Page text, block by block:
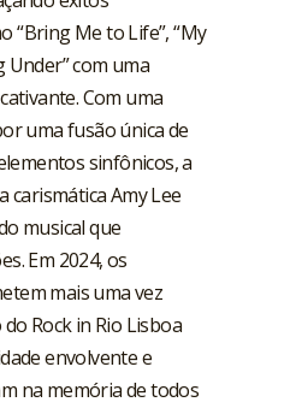
“Bring Me to Life”, “My
Under” com uma
Com uma
uma fusão única de
sinfônicos, a
carismática Amy Lee
musical que
Em 2024, os
mais uma vez
Rock in Rio Lisboa
envolvente e
na memória de todos